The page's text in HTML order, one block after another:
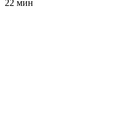
22 мин